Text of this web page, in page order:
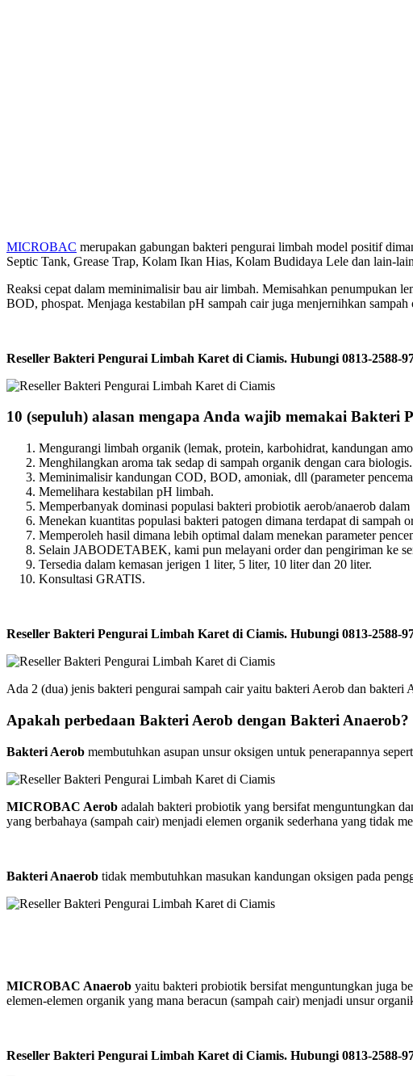
MICROBAC merupakan gabungan bakteri pengurai limbah model positif
Septic Tank, Grease Trap, Kolam Ikan Hias, Kolam Budidaya Lele dan lain-
Reaksi cepat dalam meminimalisir bau air limbah. Memisahkan penumpukan
BOD, phospat. Menjaga kestabilan pH sampah cair juga menjernihkan
Reseller Bakteri Pengurai Limbah Karet di Ciamis. Hubungi 0813-
10 (sepuluh) alasan mengapa Anda wajib memakai
Mengurangi limbah organik (lemak, protein, karbohidrat, kandungan
Menghilangkan aroma tak sedap di sampah organik dengan cara biologis.
Meminimalisir kandungan COD, BOD, amoniak, dll (parameter
Memelihara kestabilan pH limbah.
Memperbanyak dominasi populasi bakteri probiotik aerob/anaerob
Menekan kuantitas populasi bakteri patogen dimana terdapat di sampah
Memperoleh hasil dimana lebih optimal dalam menekan parameter
Selain JABODETABEK, kami pun melayani order dan pengiriman ke
Tersedia dalam kemasan jerigen 1 liter, 5 liter, 10 liter dan 20 liter.
Konsultasi GRATIS.
Reseller Bakteri Pengurai Limbah Karet di Ciamis. Hubungi 0813-
Ada 2 (dua) jenis bakteri pengurai sampah cair yaitu bakteri Aerob dan bakteri
Apakah perbedaan Bakteri Aerob dengan Bakteri Anaerob?
Bakteri Aerob membutuhkan asupan unsur oksigen untuk penerapannya
MICROBAC Aerob adalah bakteri probiotik yang bersifat menguntungkan
yang berbahaya (sampah cair) menjadi elemen organik sederhana yang tidak
Bakteri Anaerob tidak membutuhkan masukan kandungan oksigen pada
MICROBAC Anaerob yaitu bakteri probiotik bersifat menguntungkan juga
elemen-elemen organik yang mana beracun (sampah cair) menjadi unsur
Reseller Bakteri Pengurai Limbah Karet di Ciamis. Hubungi 0813-